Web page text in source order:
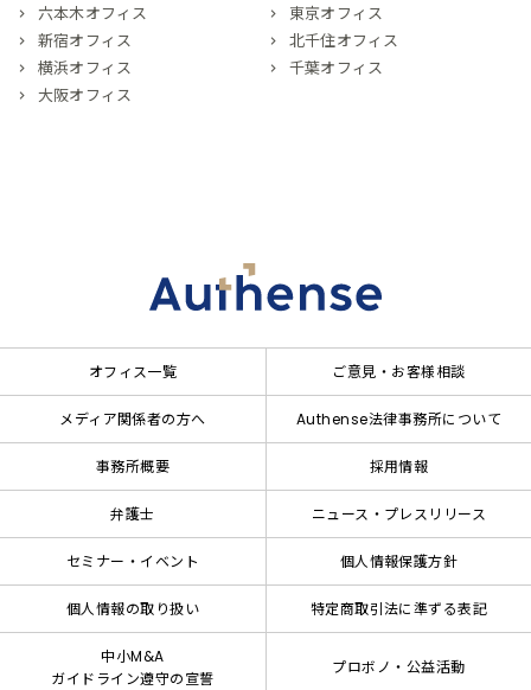
六本木オフィス
東京オフィス
新宿オフィス
北千住オフィス
横浜オフィス
千葉オフィス
大阪オフィス
オフィス一覧 ご意見・お客様相談
メディア関係者の方へ Authense法律事務所について
事務所概要 採用情報
弁護士 ニュース・プレスリリース
セミナー・イベント 個人情報保護方針
個人情報の取り扱い 特定商取引法に準ずる表記
中小M&A
ガイドライン遵守の宣誓
プロボノ・公益活動